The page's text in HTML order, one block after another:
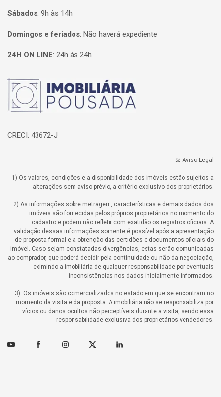
Sábados: 9h às 14h
Domingos e feriados: Não haverá expediente
24H ON LINE: 24h às 24h
Página inicial
CRECI: 43672-J
⚖️ Aviso Legal
1) Os valores, condições e a disponibilidade dos imóveis estão sujeitos a
alterações sem aviso prévio, a critério exclusivo dos proprietários.
2) As informações sobre metragem, características e demais dados dos
imóveis são fornecidas pelos próprios proprietários no momento do
cadastro e podem não refletir com exatidão os registros oficiais. A
validação dessas informações somente é possível após a apresentação
de proposta formal e a obtenção das certidões e documentos oficiais do
imóvel. Caso sejam constatadas divergências, estas serão comunicadas
ao comprador, que poderá decidir pela continuidade ou não da negociação,
eximindo a imobiliária de qualquer responsabilidade por eventuais
inconsistências nos dados inicialmente informados.
3) Os imóveis são comercializados no estado em que se encontram no
momento da visita e da proposta. A imobiliária não se responsabiliza por
vícios ou danos ocultos não perceptíveis durante a visita, sendo essa
responsabilidade exclusiva dos proprietários vendedores.
Youtube FacebookInstagramTwitter Linkedin